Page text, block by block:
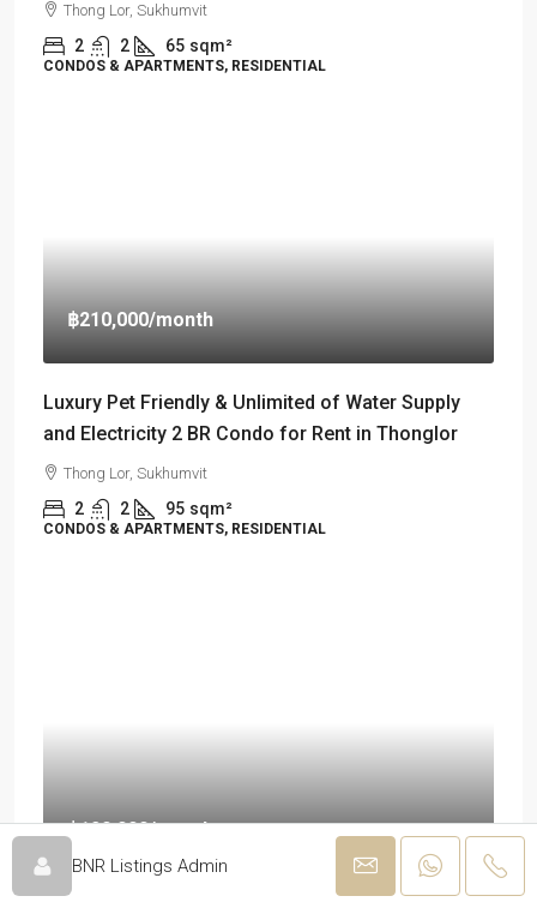
Thong Lor, Sukhumvit
2 2 65 sqm²
CONDOS & APARTMENTS, RESIDENTIAL
฿210,000/month
Luxury Pet Friendly & Unlimited of Water Supply
and Electricity 2 BR Condo for Rent in Thonglor
Thong Lor, Sukhumvit
2 2 95 sqm²
CONDOS & APARTMENTS, RESIDENTIAL
฿120,000/month
BNR Listings Admin